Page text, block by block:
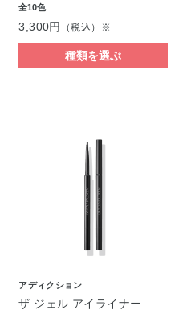
全10色
3,300円 （税込）※
種類を選ぶ
アディクション
ザ ジェル アイライナー